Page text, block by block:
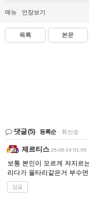
메뉴 인장보기
목록 본문
댓글(5) 등록순 최신순
제르티스 26-06-14 01:00
보통 본인이 모르게 저지르
리다가 울타리같은거 부수
답글